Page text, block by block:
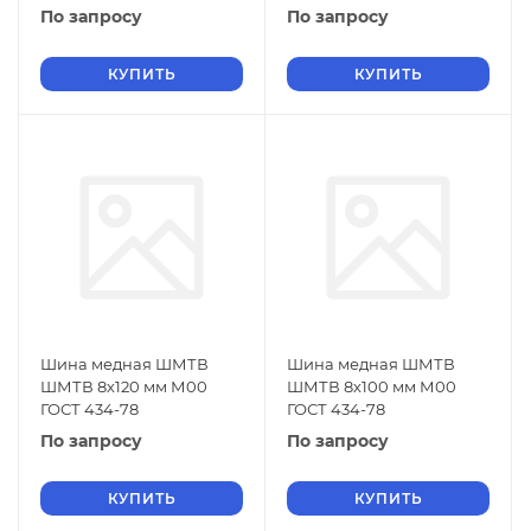
По запросу
КУПИТЬ
По запросу
КУПИТЬ
Шина медная ШМТВ
ШМТВ 8х120 мм М00
ГОСТ 434-78
По запросу
КУПИТЬ
Шина медная ШМТВ
ШМТВ 8х100 мм М00
ГОСТ 434-78
По запросу
КУПИТЬ